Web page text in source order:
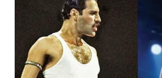
WAHANA
Wahana